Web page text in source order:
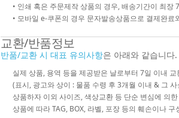
• 인쇄 혹은 주문제작 상품의 경우, 배송기간이 최장
• 모바일 e-쿠폰의 경우 문자발송상품으로 결제완
교환/반품정보
반품/교환 시 대표 유의사항은 아래와 같습니다.
실제 상품, 용역 등을 제공받은 날로부터 7일 이내
(표시, 광고와 상이 : 물품 수령 후 3개월 이내 & 그
상품하자 이외 사이즈, 색상교환 등 단순 변심에 의
상품에 따라 TAG, BOX, 라벨, 포장 등의 훼손이나